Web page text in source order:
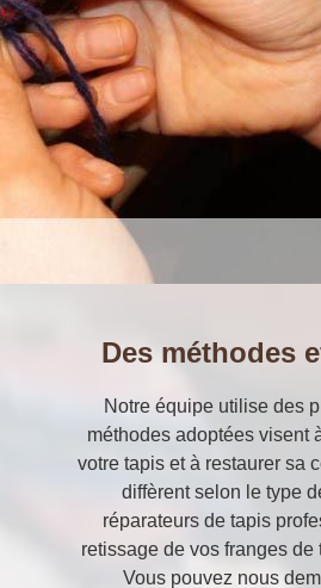
Des méthodes
Notre équipe utilise des
méthodes adoptées visent
votre tapis et à restaurer sa
diffèrent selon le type
réparateurs de tapis
retissage de vos franges
Vous pouvez nous